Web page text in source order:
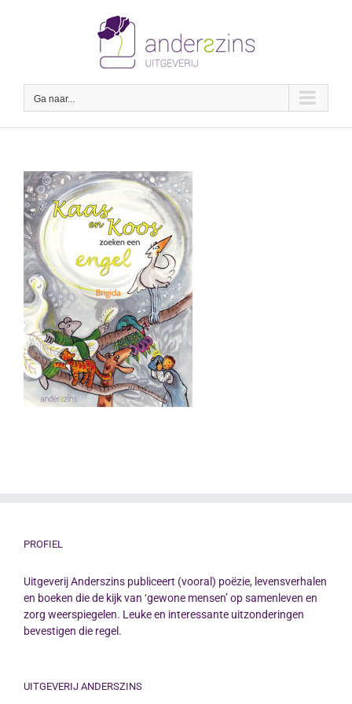
Ga naar...
PROFIEL
Uitgeverij Anderszins publiceert (vooral) poëzie, levensverhalen
en boeken die de kijk van ‘gewone mensen’ op samenleven en
zorg weerspiegelen. Leuke en interessante uitzonderingen
bevestigen die regel.
UITGEVERIJ ANDERSZINS